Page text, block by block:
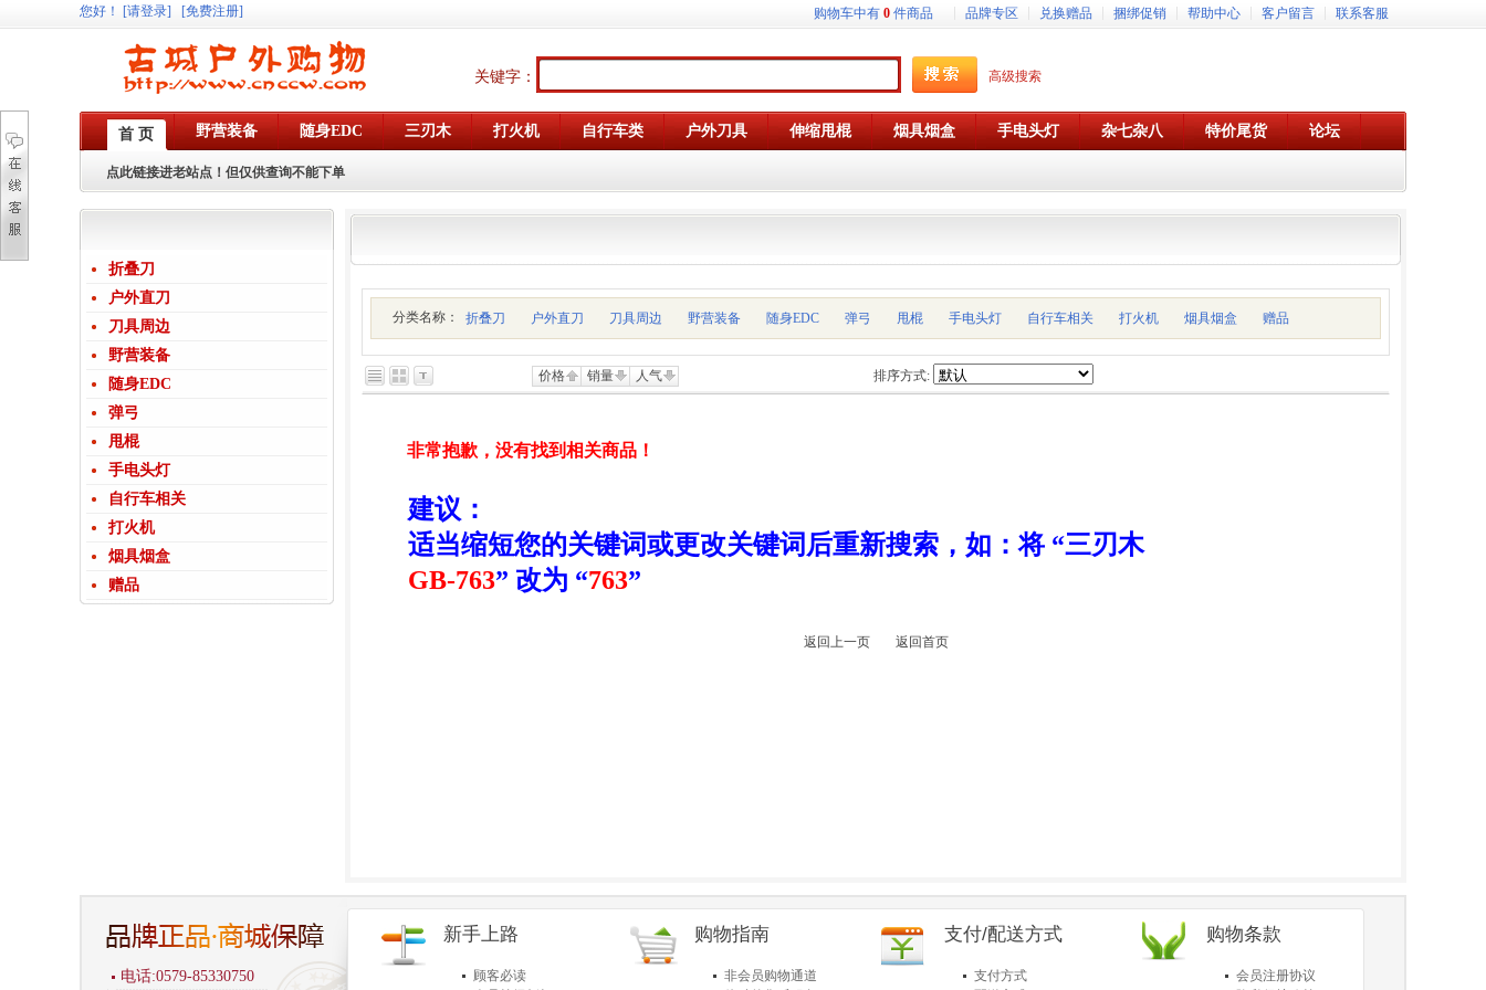
您好 ！ [请登录] [免费注册] 购物车中有 0 件商品 品牌专区 兑换赠品 捆绑促销 帮助中心 客户留言 联系客服
关键字： 高级搜索
首 页 野营装备 随身EDC 三刃木 打火机 自行车类 户外刀具 伸缩甩棍 烟具烟盒 手电头灯 杂七杂八 特价尾货 论坛
点此链接进老站点！但仅供查询不能下单
折叠刀
户外直刀
刀具周边
野营装备
随身EDC
弹弓
甩棍
手电头灯
自行车相关
打火机
烟具烟盒
赠品
分类名称： 折叠刀 户外直刀 刀具周边 野营装备 随身EDC 弹弓 甩棍 手电头灯 自行车相关 打火机 烟具烟盒 赠品
价格 销量 人气 排序方式:
非常抱歉，没有找到相关商品！
建议：
适当缩短您的关键词或更改关键词后重新搜索，如：将 “三刃木
GB-763” 改为 “763”
返回上一页 返回首页
电话:0579-85330750
新手上路
顾客必读
购物指南
非会员购物通道
支付/配送方式
支付方式
购物条款
会员注册协议